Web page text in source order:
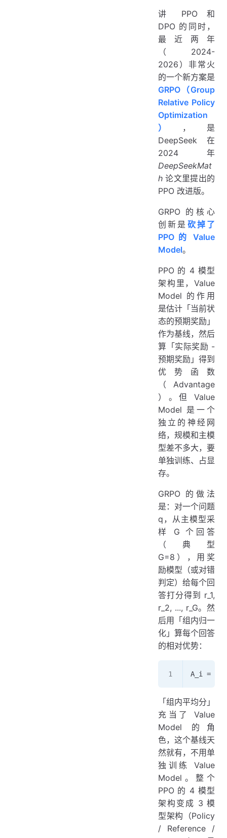
讲 PPO 和
DPO 的同时，
最近两年
（2024-
2026）非常火
的一个新方案是
GRPO（Group
Relative Policy
Optimization
） ，是
DeepSeek 在
2024 年
DeepSeekMat
h 论文里提出的
PPO 改进版。
GRPO 的核心
创新是 砍掉了
PPO 的 Value
Model。
PPO 的 4 模型
架构里，Value
Model 的作用
是估计「当前状
态的预期奖励」
作为基线，然后
算「实际奖励 -
预期奖励」得到
优势函数
（Advantage
）。但 Value
Model 是一个
独立的神经网
络，规模和主模
型差不多大，要
单独训练、占显
存。
GRPO 的做法
是：对一个问题
q，从主模型采
样 G 个回答
（典型
G=8），用奖
励模型（或对错
判定）给每个回
答打分得到 r_1,
r_2, ..., r_G。然
后用「组内归一
化」算每个回答
的相对优势：
A_i =
「组内平均分」
充当了 Value
Model 的角
色，这个基线天
然就有，不用单
独训练 Value
Model。整个
PPO 的 4 模型
架构变成 3 模
型架构（Policy
/ Reference /